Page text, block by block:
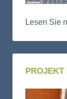
Lesen Sie
PROJEKT